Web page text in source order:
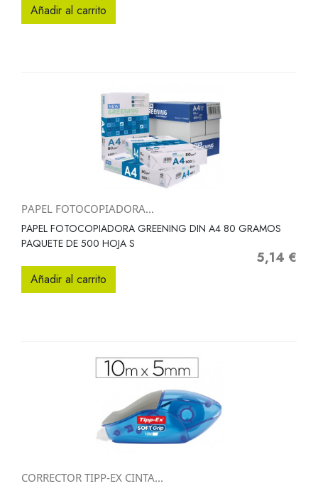
Añadir al carrito
PAPEL FOTOCOPIADORA...
PAPEL FOTOCOPIADORA GREENING DIN A4 80 GRAMOS
PAQUETE DE 500 HOJA S
Precio
5,14 €
Añadir al carrito
CORRECTOR TIPP-EX CINTA...